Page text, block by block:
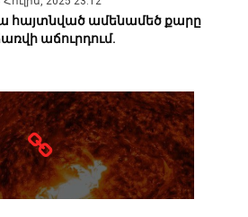
հայտնված ամենամեծ քարը
աճուրդում.